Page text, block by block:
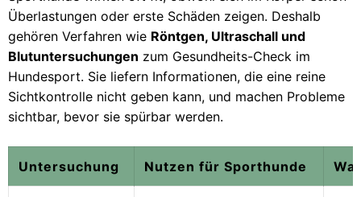
Überlastungen oder erste Schäden zeigen. Deshalb
gehören Verfahren wie Röntgen, Ultraschall und
Blutuntersuchungen zum Gesundheits-Check im
Hundesport. Sie liefern Informationen, die eine reine
Sichtkontrolle nicht geben kann, und machen Probleme
sichtbar, bevor sie spürbar werden.
Untersuchung Nutzen für Sporthunde